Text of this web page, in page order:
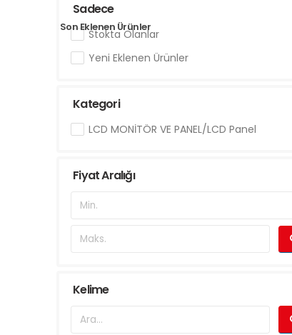
Son Eklenen Ürünler
Sadece
Stokta Olanlar
Yeni Eklenen Ürünler
Kategori
LCD MONİTÖR VE PANEL/LCD Panel
Fiyat Aralığı
Kelime